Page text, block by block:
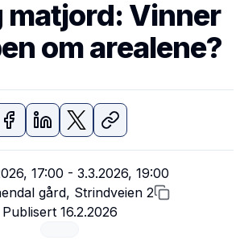
matjord: Vinner
om arealene?
17:00 - 3.3.2026, 19:00
gård, Strindveien 2
Publisert 16.2.2026